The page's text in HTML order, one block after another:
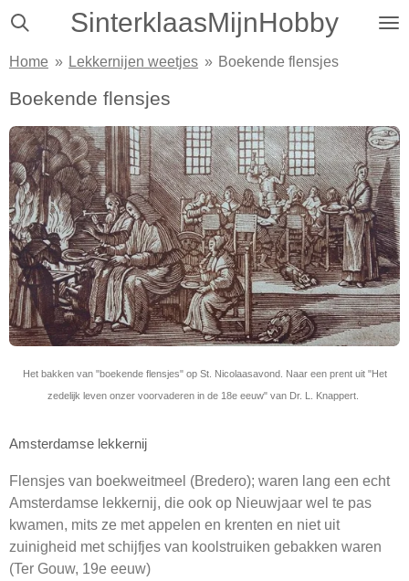
Ga
naar
hoofdinhoud
SinterklaasMijnHobby
Home » Lekkernijen weetjes » Boekende flensjes
Boekende flensjes
Het bakken van "boekende flensjes" op St. Nicolaasavond. Naar een prent uit "Het
zedelijk leven onzer voorvaderen in de 18e eeuw" van Dr. L. Knappert.
Amsterdamse lekkernij
Flensjes van boekweitmeel (Bredero); waren lang een echt
Amsterdamse lekkernij, die ook op Nieuwjaar wel te pas
kwamen, mits ze met appelen en krenten en niet uit
zuinigheid met schijfjes van koolstruiken gebakken waren
(Ter Gouw, 19e eeuw)